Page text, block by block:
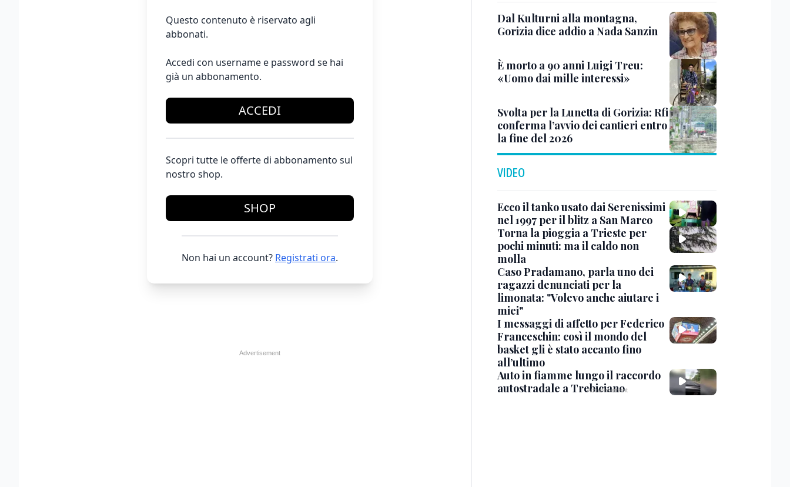
Questo contenuto è riservato agli
abbonati.
Accedi con username e password se hai
già un abbonamento.
ACCEDI
Scopri tutte le offerte di abbonamento sul
nostro shop.
SHOP
Non hai un account? Registrati ora.
Dal Kulturni alla montagna,
Gorizia dice addio a Nada Sanzin
È morto a 90 anni Luigi Treu:
«Uomo dai mille interessi»
Svolta per la Lunetta di Gorizia: Rfi
conferma l’avvio dei cantieri entro
la fine del 2026
VIDEO
Ecco il tanko usato dai Serenissimi
nel 1997 per il blitz a San Marco
Torna la pioggia a Trieste per
pochi minuti: ma il caldo non
molla
Caso Pradamano, parla uno dei
ragazzi denunciati per la
limonata: "Volevo anche aiutare i
miei"
I messaggi di affetto per Federico
Franceschin: così il mondo del
basket gli è stato accanto fino
all’ultimo
Auto in fiamme lungo il raccordo
autostradale a Trebiciano